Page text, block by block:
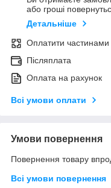
або гроші
Детальніше
Оплатити частинами
Післяплата
Оплата на рахунок
Всі умови оплати
Умови повернення
Повернення товару
Всі умови повернення